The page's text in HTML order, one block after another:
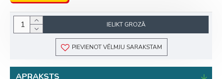
IELIKT GROZĀ
PIEVIENOT VĒLMJU SARAKSTAM
APRAKSTS